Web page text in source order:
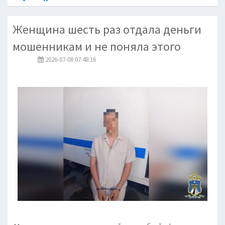
Женщина шесть раз отдала деньги
мошенникам и не поняла этого
2026-07-08 07:48:16